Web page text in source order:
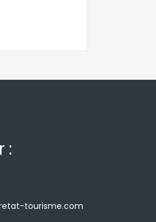
:
tourisme.com